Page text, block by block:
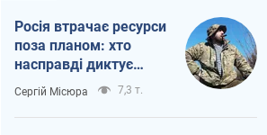
Росія втрачає ресурси
поза планом: хто
насправді диктує
темп війни
Сергій Місюра 7,3 т.